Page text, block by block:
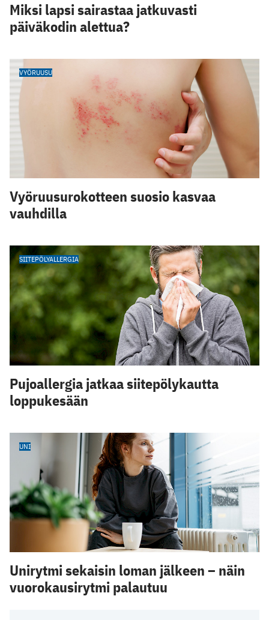
Miksi lapsi sairastaa jatkuvasti
päiväkodin alettua?
VYÖRUUSU
Vyöruusurokotteen suosio kasvaa
vauhdilla
SIITEPÖLYALLERGIA
Pujoallergia jatkaa siitepölykautta
loppukesään
UNI
Unirytmi sekaisin loman jälkeen – näin
vuorokausirytmi palautuu